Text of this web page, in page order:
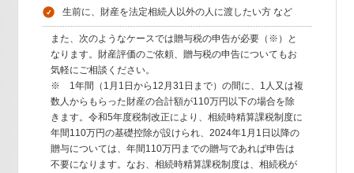
生前に、財産を法定相続人以外の人に渡したい方 など
また、次のようなケースでは贈与税の申告が必要（※）と
なります。財産評価のご依頼、贈与税の申告についてもお
気軽にご相談ください。
※ 1年間（1月1日から12月31日まで）の間に、1人又は複
数人からもらった財産の合計額が110万円以下の場合を除
きます。令和5年度税制改正により、相続時精算課税制度に
年間110万円の基礎控除が設けられ、2024年1月1日以降の
贈与については、年間110万円までの贈与であれば申告は
不要になります。なお、相続時精算課税制度は、相続税が